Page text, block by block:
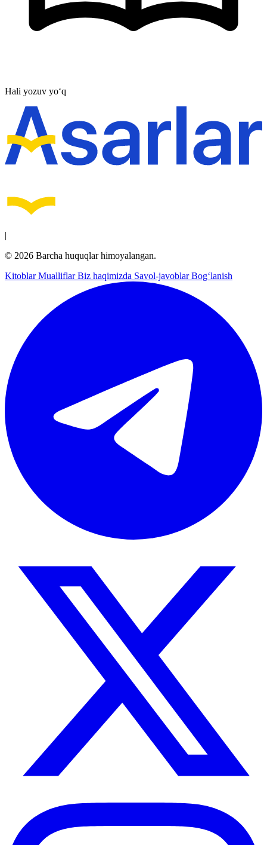
Hali yozuv yo‘q
|
© 2026 Barcha huquqlar himoyalangan.
KitoblarMualliflarBiz haqimizda Savol-javoblarBog‘lanish